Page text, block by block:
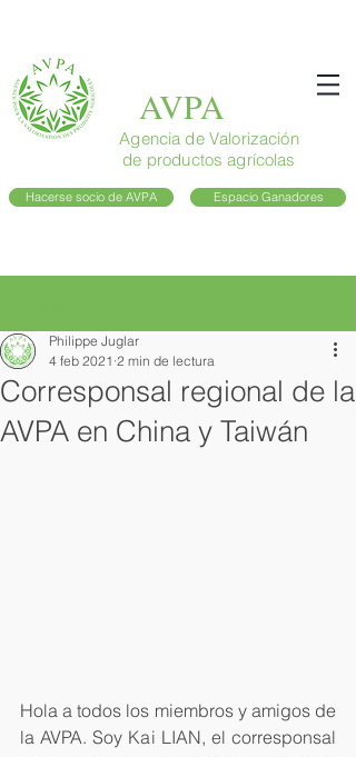
AVPA
Agencia de Valorización
de productos agrícolas
Hacerse socio de AVPA Espacio Ganadores
Corresponsal regional de la
AVPA en China y Taiwán
Philippe Juglar
4 feb 2021 2 min de lectura
Hola a todos los miembros y amigos de
la AVPA. Soy Kai LIAN, el corresponsal